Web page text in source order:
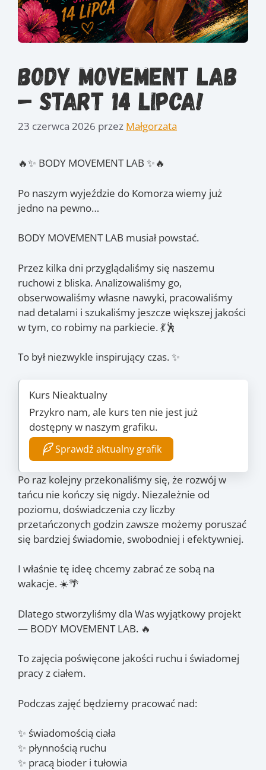
Body Movement lab
– start 14 lipca!
23 czerwca 2026 przez Małgorzata
🔥✨ BODY MOVEMENT LAB ✨🔥
Po naszym wyjeździe do Komorza wiemy już
jedno na pewno…
BODY MOVEMENT LAB musiał powstać.
Przez kilka dni przyglądaliśmy się naszemu
ruchowi z bliska. Analizowaliśmy go,
obserwowaliśmy własne nawyki, pracowaliśmy
nad detalami i szukaliśmy jeszcze większej jakości
w tym, co robimy na parkiecie. 💃🕺
To był niezwykle inspirujący czas. ✨
Kurs Nieaktualny
Przykro nam, ale kurs ten nie jest już
dostępny w naszym grafiku.
Sprawdź aktualny grafik
Po raz kolejny przekonaliśmy się, że rozwój w
tańcu nie kończy się nigdy. Niezależnie od
poziomu, doświadczenia czy liczby
przetańczonych godzin zawsze możemy poruszać
się bardziej świadomie, swobodniej i efektywniej.
I właśnie tę ideę chcemy zabrać ze sobą na
wakacje. ☀️🌴
Dlatego stworzyliśmy dla Was wyjątkowy projekt
— BODY MOVEMENT LAB. 🔥
To zajęcia poświęcone jakości ruchu i świadomej
pracy z ciałem.
Podczas zajęć będziemy pracować nad:
✨ świadomością ciała
✨ płynnością ruchu
✨ pracą bioder i tułowia